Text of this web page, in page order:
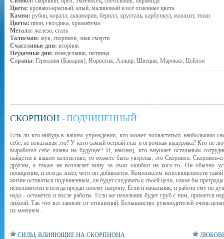
Цвета: кроваво-красный, алый, малиновый и все огненные цвета
Камни: рубин, коралл, аквамарин, берилл, хрусталь, карбункул, малахит, топаз
Цветы: пион, гвоздика, хризантема
Металл: железо, сталь
Талисман: жук, скорпион, знак смерти
Счастливые дни: вторник
Неудачные дни: понедельник, пятница
Страны: Германия (Бавария), Норвегия, Алжир, Швеция, Марокко, Цейлон
СКОРПИОН -ПОДЧИНЕННЫЙ
Есть ли кто-нибудь в вашем учреждении, кто может похвастаться наибольшим
себе, не показывая это? У кого самый острый глаз и огромная выдержка? Кто не
выработал себе планы на будущее? И, наконец, кто внушает остальным
найдется в вашем коллективе, то можете быть уверены, это Скорпион. Скорпион-
другим, а также не возлагает вину за свои ошибки на кого-то. Он обычно
поощрения, и всегда знает, чего он добивается. Комплексом неполноценности
жизни оставаться подчиненным, он будет следовать к своей цели, какие бы
исполнителен и всегда предан своему патрону. Если и начальник, и работа ему по
надо - останется и после работы. Если же начальник будет груб с ним, примется
лихвой. Так что все зависит от отношений. Большинство руководителей очень
их мнением.
СИЛЫ, ВЛИЯЮЩИЕ НА СКОРПИОНА